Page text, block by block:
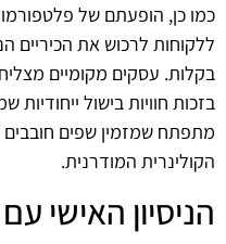
כמו כן, הופעתם של
ללקוחות לרכוש את הכיריים
בקלות. עסקים מקומיים
בזכות חוויות בישול ייחודיות
מתפתח שמזמין שפים
הקולינרית המודרנית.
הניסיון האישי